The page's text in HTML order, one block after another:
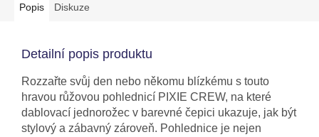
Popis Diskuze
Detailní popis produktu
Rozzařte svůj den nebo někomu blízkému s touto
hravou růžovou pohlednicí PIXIE CREW, na které
dablovací jednorožec v barevné čepici ukazuje, jak být
stylový a zábavný zároveň. Pohlednice je nejen